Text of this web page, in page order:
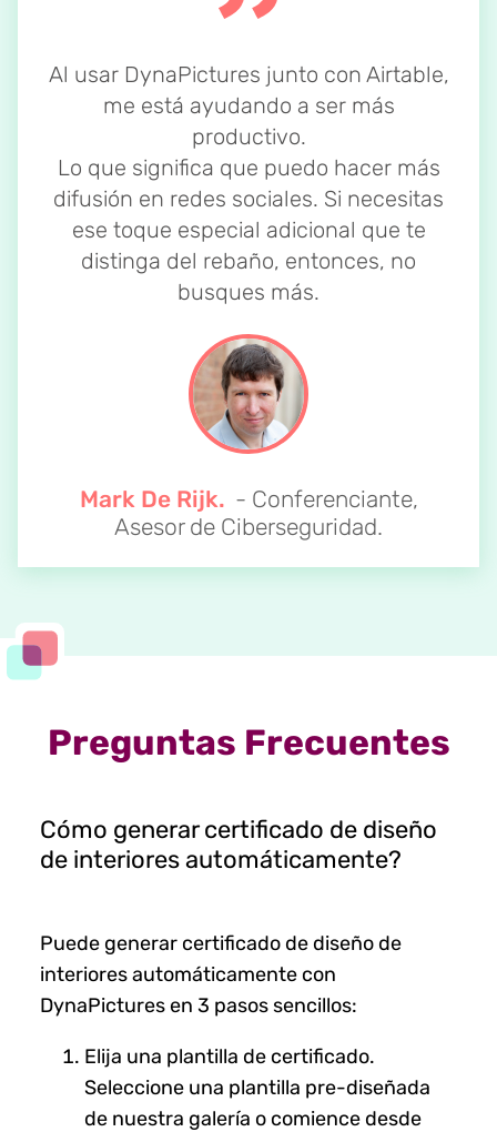
Al usar DynaPictures junto con Airtable,
me está ayudando a ser más
productivo.
Lo que significa que puedo hacer más
difusión en redes sociales. Si necesitas
ese toque especial adicional que te
distinga del rebaño, entonces, no
busques más.
Mark De Rijk. - Conferenciante,
Asesor de Ciberseguridad.
Preguntas Frecuentes
Cómo generar certificado de diseño
de interiores automáticamente?
Puede generar certificado de diseño de
interiores automáticamente con
DynaPictures en 3 pasos sencillos:
Elija una plantilla de certificado.
Seleccione una plantilla pre-diseñada
de nuestra galería o comience desde